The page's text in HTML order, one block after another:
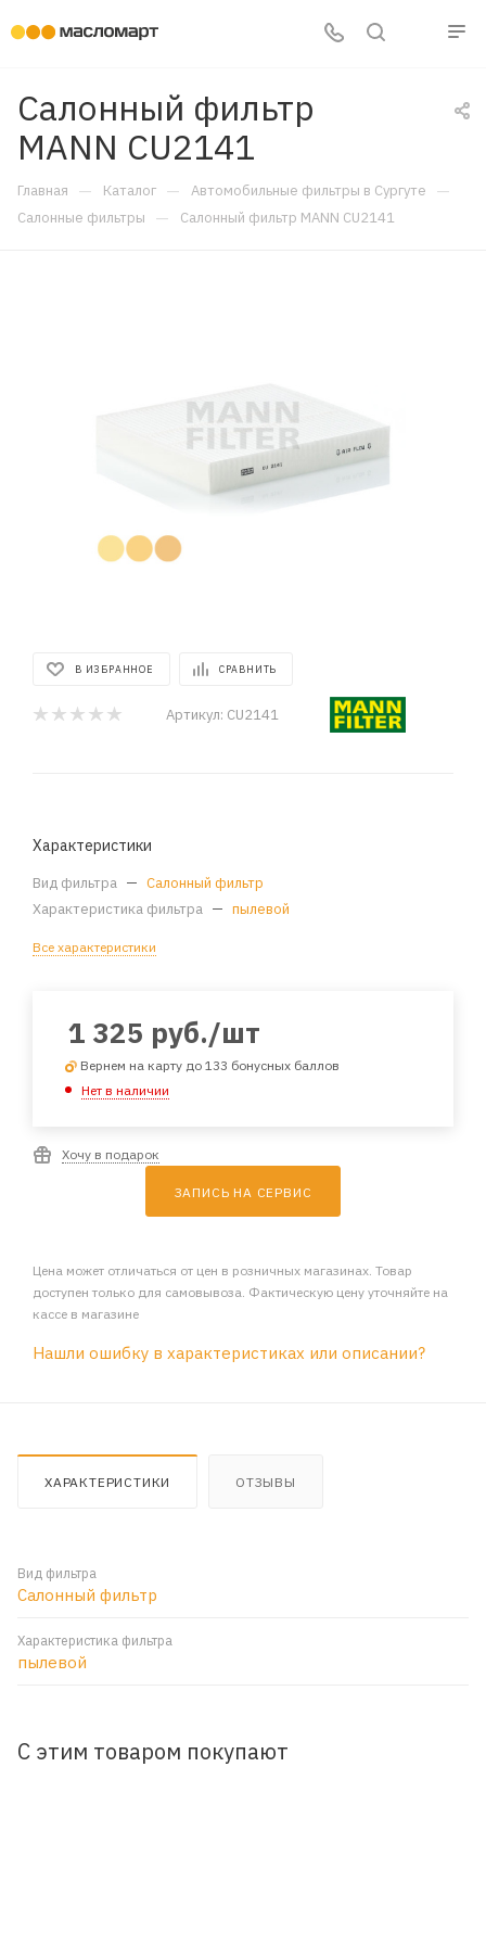
Салонный фильтр
MANN CU2141
Главная — Каталог — Автомобильные фильтры в Сургуте —
Салонные фильтры — Салонный фильтр MANN CU2141
В ИЗБРАННОЕ СРАВНИТЬ
Артикул: CU2141
Характеристики
Вид фильтра — Салонный фильтр
Характеристика фильтра — пылевой
Все характеристики
1 325 руб./шт
Вернем на карту до 133 бонусных баллов
Нет в наличии
Хочу в подарок
ЗАПИСЬ НА СЕРВИС
Цена может отличаться от цен в розничных магазинах. Товар
доступен только для самовывоза. Фактическую цену уточняйте на
кассе в магазине
Нашли ошибку в характеристиках или описании?
ХАРАКТЕРИСТИКИ ОТЗЫВЫ
Вид фильтра
Салонный фильтр
Характеристика фильтра
пылевой
С этим товаром покупают